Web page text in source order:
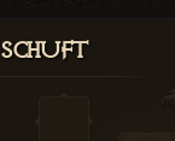
Schuft